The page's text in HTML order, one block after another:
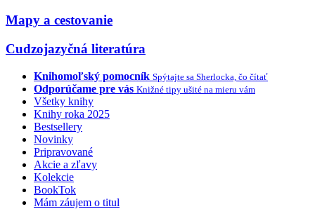
Mapy a cestovanie
Cudzojazyčná literatúra
Knihomoľský pomocník Spýtajte sa Sherlocka, čo čítať
Odporúčame pre vás Knižné tipy ušité na mieru vám
Všetky knihy
Knihy roka 2025
Bestsellery
Novinky
Pripravované
Akcie a zľavy
Kolekcie
BookTok
Mám záujem o titul